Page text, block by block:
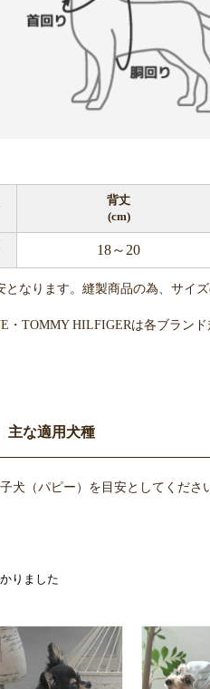
背丈
(cm)
18～20
となります。縫製商品の為、サイ
・TOMMY HILFIGERは各ブラン
主な適用犬種
犬（パピー）を目安としてくださ
りました
お買い物を